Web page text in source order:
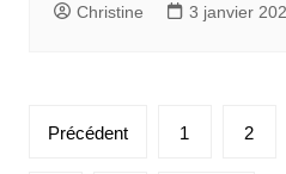
Christine 3 janvier
Pagination
Précédent 1 2